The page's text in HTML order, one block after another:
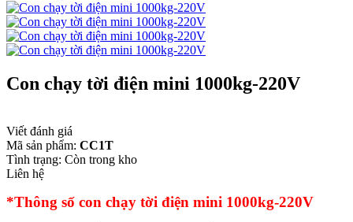
Con chạy tời điện mini 1000kg-220V
Viết đánh giá
Mã sản phẩm: CC1T
Tình trạng: Còn trong kho
Liên hệ
*Thông số con chạy tời điện mini 1000kg-220V